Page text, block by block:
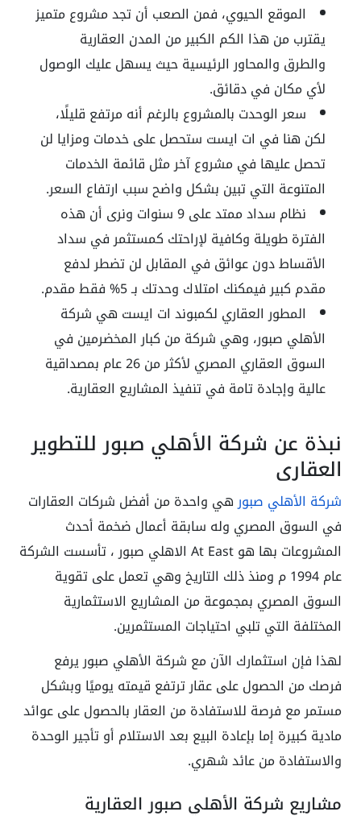
الموقع الحيوي، فمن الصعب أن تجد مشروع متميز
يقترب من هذا الكم الكبير من المدن العقارية
والطرق والمحاور الرئيسية حيث يسهل عليك الوصول
لأي مكان في دقائق.
سعر الوحدت بالمشروع بالرغم أنه مرتفع قليلًا،
لكن هنا في ات ايست ستحصل على خدمات ومزايا لن
تحصل عليها في مشروع آخر مثل قائمة الخدمات
المتنوعة التي تبين بشكل واضح سبب ارتفاع السعر.
نظام سداد ممتد على 9 سنوات ونرى أن هذه
الفترة طويلة وكافية لإراحتك كمستثمر في سداد
الأقساط دون عوائق في المقابل لن تضطر لدفع
مقدم كبير فيمكنك امتلاك وحدتك بـ 5% فقط مقدم.
المطور العقاري لكمبوند ات ايست هي شركة
الأهلي صبور، وهي شركة من كبار المخضرمين في
السوق العقاري المصري لأكثر من 26 عام بمصداقية
عالية وإجادة تامة في تنفيذ المشاريع العقارية.
نبذة عن شركة الأهلي صبور للتطوير
العقاري
شركة الأهلي صبورهي واحدة من أفضل شركات العقارات
في السوق المصري وله سابقة أعمال ضخمة أحدث
المشروعات بها هو At East الاهلي صبور ، تأسست الشركة
عام 1994 م ومنذ ذلك التاريخ وهي تعمل على تقوية
السوق المصري بمجموعة من المشاريع الاستثمارية
المختلفة التي تلبي احتياجات المستثمرين.
لهذا فإن استثمارك الآن مع شركة الأهلي صبور يرفع
فرصك من الحصول على عقار ترتفع قيمته يوميًا وبشكل
مستمر مع فرصة للاستفادة من العقار بالحصول على عوائد
مادية كبيرة إما بإعادة البيع بعد الاستلام أو تأجير الوحدة
والاستفادة من عائد شهري.
مشاريع شركة الأهلي صبور العقارية